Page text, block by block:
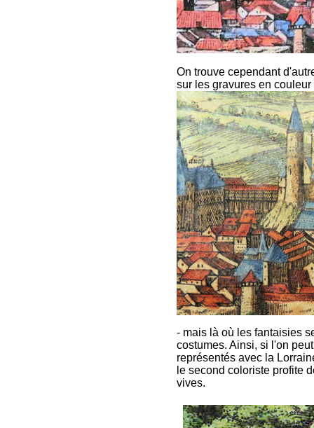
On trouve cependant
sur les gravures en
- mais là où les fantaisies
costumes. Ainsi, si l'on
représentés avec la
le second coloriste profite
vives.